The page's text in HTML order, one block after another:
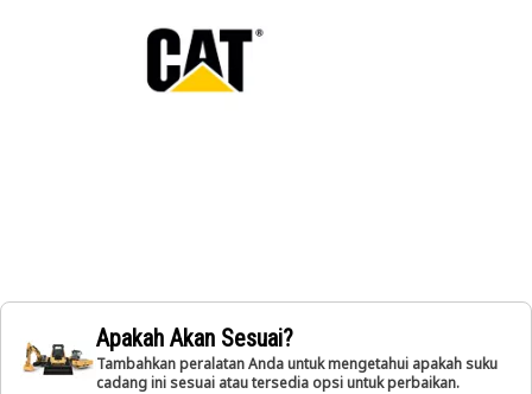
Apakah Akan Sesuai?
Tambahkan peralatan Anda untuk mengetahui apakah suku
cadang ini sesuai atau tersedia opsi untuk perbaikan.